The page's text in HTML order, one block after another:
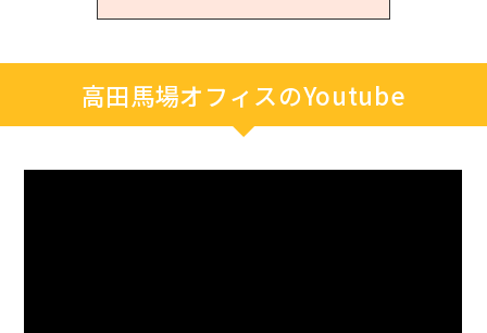
高田馬場オフィスのYoutube